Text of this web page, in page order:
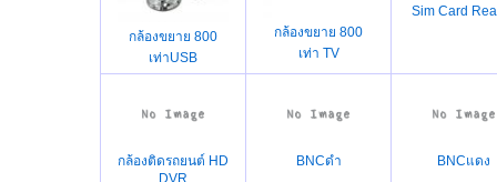
กล้องขยาย 800
เท่าUSB
กล้องขยาย 800
เท่า TV
Sim Card
กล้องติดรถยนต์ HD
DVR
BNCดำ BNCแดง